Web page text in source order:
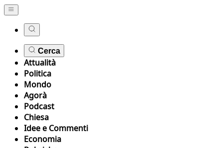
Cerca
Attualità
Politica
Mondo
Agorà
Podcast
Chiesa
Idee e Commenti
Economia